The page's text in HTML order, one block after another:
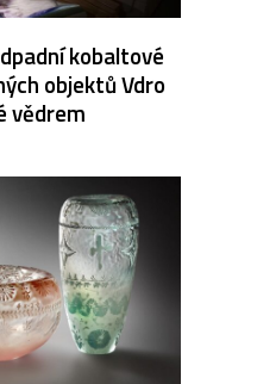
kobaltové
objektů Vdro
vědrem